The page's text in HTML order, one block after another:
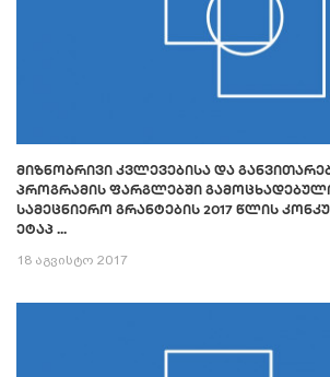
ᲛᲘᲖᲜᲝᲑᲠᲘᲕᲘ ᲙᲕᲚᲔᲕᲔᲑᲘᲡᲐ ᲓᲐ
ᲞᲠᲝᲒᲠᲐᲛᲘᲡ ᲤᲐᲠᲒᲚᲔᲑᲨᲘ
ᲡᲐᲛᲔᲪᲜᲘᲔᲠᲝ ᲒᲠᲐᲜᲢᲔᲑᲘᲡ 2017 ᲬᲚᲘᲡ
ᲔᲢᲐᲞ ...
18 აგვისტო 2017